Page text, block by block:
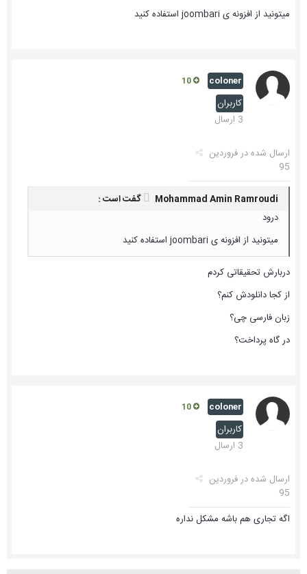
میتونید از افزونه ی joombari استفاده کنید
coloner
کاربران
3 ارسال
ارسال شده درفروردین
95
Mohammad Amin Ramroudi گفت است :
درود
میتونید از افزونه ی joombari استفاده کنید
دربارش تحقیقاتی کردم
از کجا دانلودش کنم؟
زبان فارسی چی؟
در گاه پرداخت؟
coloner
کاربران
3 ارسال
ارسال شده درفروردین
95
اگه تجاری هم باشه مشکل نداره